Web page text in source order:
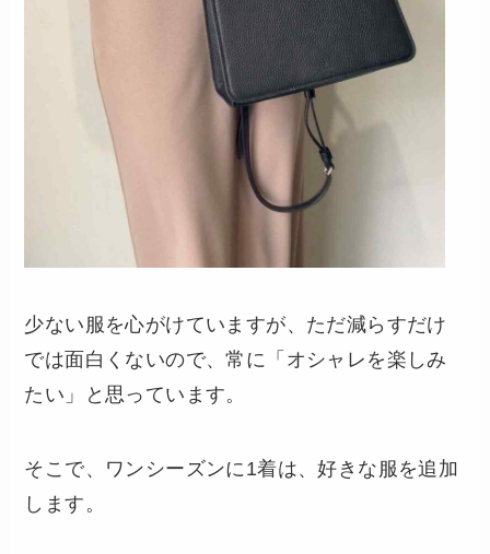
少ない服を心がけていますが、ただ減らすだけ
では面白くないので、常に「オシャレを楽しみ
たい」と思っています。
そこで、ワンシーズンに1着は、好きな服を追加
します。